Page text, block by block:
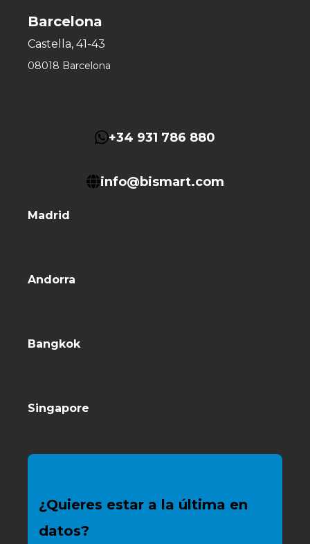
Barcelona
Castella, 41-43
08018 Barcelona
+34 931 786 880
info@bismart.com
Madrid
Andorra
Bangkok
Singapore
¿Quieres estar a la última en
datos?